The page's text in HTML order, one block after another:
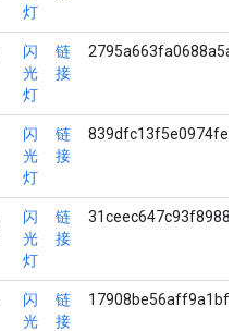
灯
闪
光
灯
链
接
闪
光
灯
链
接
闪
光
灯
链
接
闪
光
链
接